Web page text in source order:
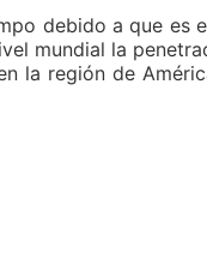
debido a que es
mundial la
la región de